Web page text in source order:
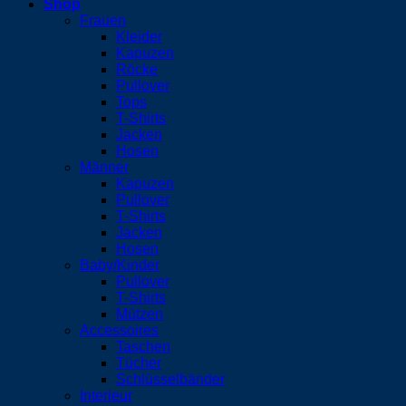
Shop
Frauen
Kleider
Kapuzen
Röcke
Pullover
Tops
T-Shirts
Jacken
Hosen
Männer
Kapuzen
Pullover
T-Shirts
Jacken
Hosen
Baby/Kinder
Pullover
T-Shirts
Mützen
Accessoires
Taschen
Tücher
Schlüsselbänder
Interieur